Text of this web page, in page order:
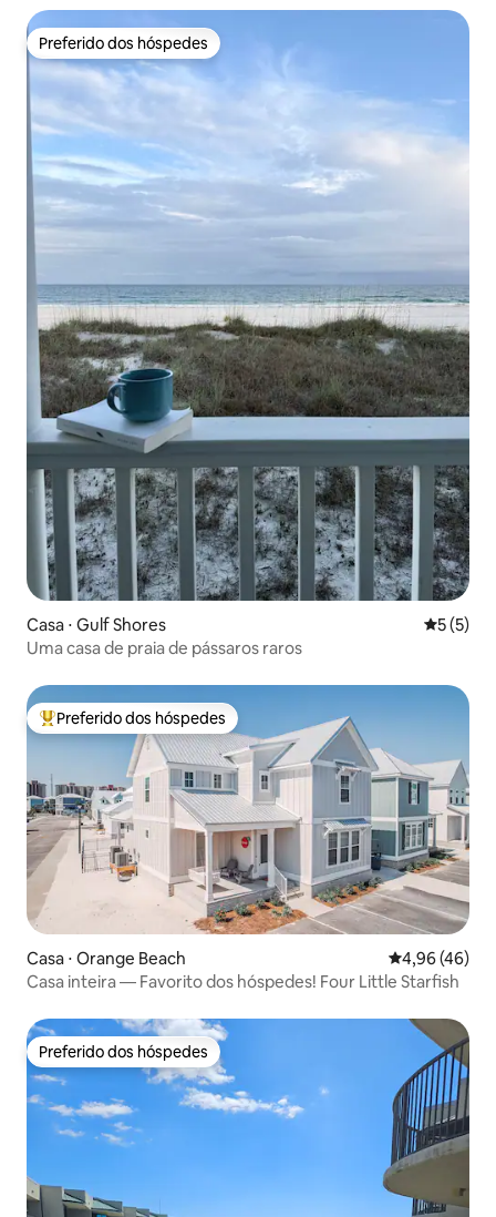
Preferido dos hóspedes
Preferido dos hóspedes
Casa ⋅ Gulf Shores 5 de
5 (5)
Uma casa de praia de pássaros raros
Entre os melhores preferidos dos hóspedes
Preferido dos hóspedes
Casa ⋅ Orange Beach 4,96 de uma
4,96 (46)
Casa inteira — Favorito dos hóspedes! Four Little Starfish
Preferido dos hóspedes
Preferido dos hóspedes